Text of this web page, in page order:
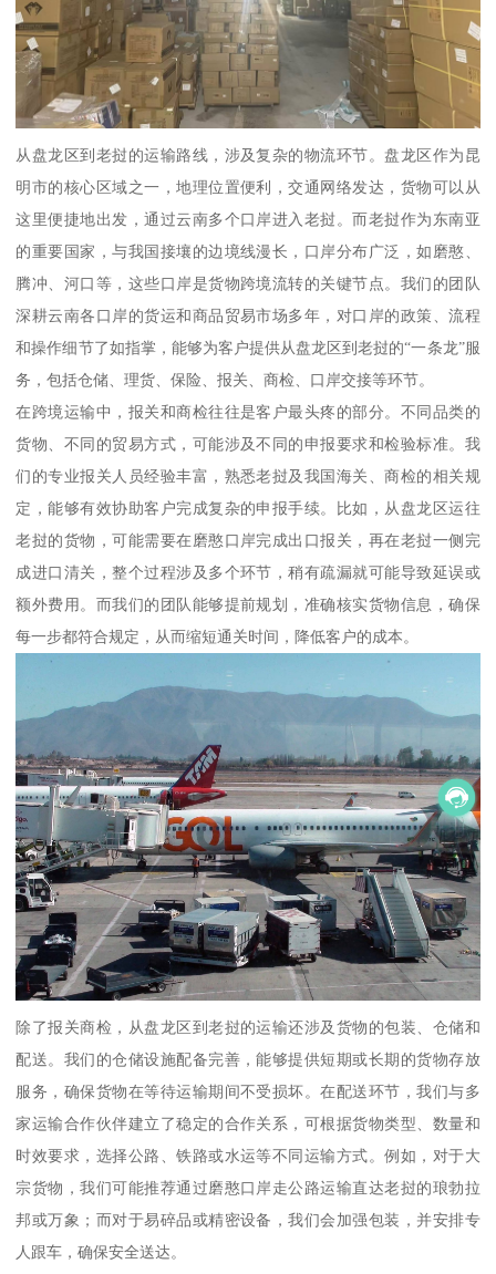
从盘龙区到老挝的运输路线，涉及复杂的物流环节。盘龙区作为昆
明市的核心区域之一，地理位置便利，交通网络发达，货物可以从
这里便捷地出发，通过云南多个口岸进入老挝。而老挝作为东南亚
的重要国家，与我国接壤的边境线漫长，口岸分布广泛，如磨憨、
腾冲、河口等，这些口岸是货物跨境流转的关键节点。我们的团队
深耕云南各口岸的货运和商品贸易市场多年，对口岸的政策、流程
和操作细节了如指掌，能够为客户提供从盘龙区到老挝的“一条龙”服
务，包括仓储、理货、保险、报关、商检、口岸交接等环节。
在跨境运输中，报关和商检往往是客户最头疼的部分。不同品类的
货物、不同的贸易方式，可能涉及不同的申报要求和检验标准。我
们的专业报关人员经验丰富，熟悉老挝及我国海关、商检的相关规
定，能够有效协助客户完成复杂的申报手续。比如，从盘龙区运往
老挝的货物，可能需要在磨憨口岸完成出口报关，再在老挝一侧完
成进口清关，整个过程涉及多个环节，稍有疏漏就可能导致延误或
额外费用。而我们的团队能够提前规划，准确核实货物信息，确保
每一步都符合规定，从而缩短通关时间，降低客户的成本。
除了报关商检，从盘龙区到老挝的运输还涉及货物的包装、仓储和
配送。我们的仓储设施配备完善，能够提供短期或长期的货物存放
服务，确保货物在等待运输期间不受损坏。在配送环节，我们与多
家运输合作伙伴建立了稳定的合作关系，可根据货物类型、数量和
时效要求，选择公路、铁路或水运等不同运输方式。例如，对于大
宗货物，我们可能推荐通过磨憨口岸走公路运输直达老挝的琅勃拉
邦或万象；而对于易碎品或精密设备，我们会加强包装，并安排专
人跟车，确保安全送达。